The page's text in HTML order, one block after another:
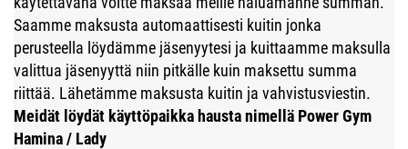
Saamme maksusta automaattisesti kuitin jonka
perusteella löydämme jäsenyytesi ja kuittaamme maksulla
valittua jäsenyyttä niin pitkälle kuin maksettu summa
riittää. Lähetämme maksusta kuitin ja vahvistusviestin.
Meidät löydät käyttöpaikka hausta nimellä Power Gym
Hamina / Lady